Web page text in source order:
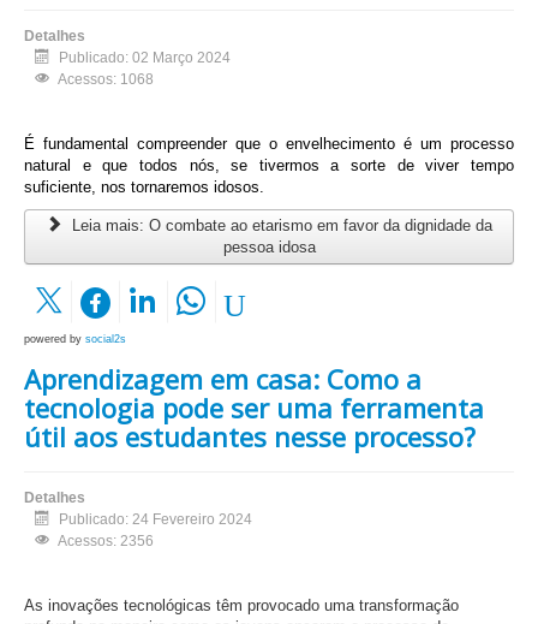
Detalhes
Publicado: 02 Março 2024
Acessos: 1068
É fundamental compreender que o envelhecimento é um processo
natural e que todos nós, se tivermos a sorte de viver tempo
suficiente, nos tornaremos idosos.
Leia mais: O combate ao etarismo em favor da dignidade da
pessoa idosa
powered by social2s
Aprendizagem em casa: Como a
tecnologia pode ser uma ferramenta
útil aos estudantes nesse processo?
Detalhes
Publicado: 24 Fevereiro 2024
Acessos: 2356
As inovações tecnológicas têm provocado uma transformação